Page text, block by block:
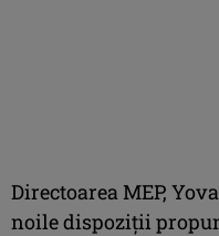
Directoarea MEP,
noile dispoziţii